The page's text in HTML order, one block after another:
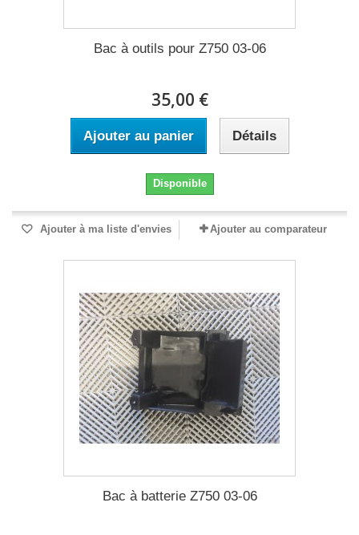
Bac à outils pour Z750 03-06
35,00 €
Ajouter au panier Détails
Disponible
Ajouter à ma liste d'envies Ajouter au comparateur
Bac à batterie Z750 03-06